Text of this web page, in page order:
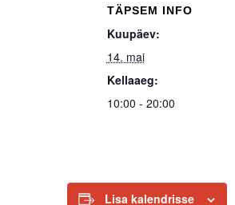
TÄPSEM INFO
Kuupäev:
14. mai
Kellaaeg:
10:00 - 20:00
Lisa kalendrisse